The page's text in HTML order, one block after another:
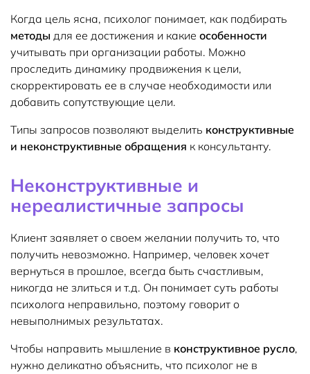
Когда цель ясна, психолог понимает, как подбирать
методы для ее достижения и какие особенности
учитывать при организации работы. Можно
проследить динамику продвижения к цели,
скорректировать ее в случае необходимости или
добавить сопутствующие цели.
Типы запросов позволяют выделить конструктивные
и неконструктивные обращения к консультанту.
Неконструктивные и
нереалистичные запросы
Клиент заявляет о своем желании получить то, что
получить невозможно. Например, человек хочет
вернуться в прошлое, всегда быть счастливым,
никогда не злиться и т.д. Он понимает суть работы
психолога неправильно, поэтому говорит о
невыполнимых результатах.
Чтобы направить мышление в конструктивное русло,
нужно деликатно объяснить, что психолог не в